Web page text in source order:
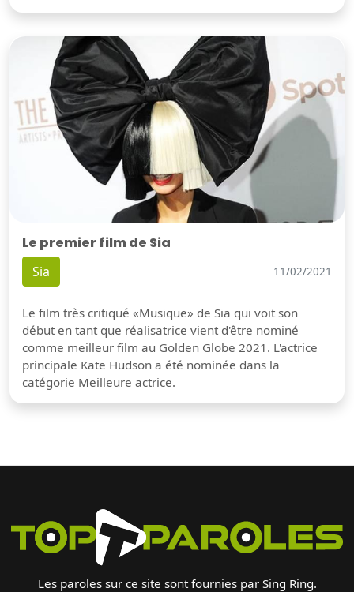
Le premier film de Sia
Sia 11/02/2021
Le film très critiqué «Musique» de Sia qui voit son
début en tant que réalisatrice vient d'être nominé
comme meilleur film au Golden Globe 2021. L'actrice
principale Kate Hudson a été nominée dans la
catégorie Meilleure actrice.
Les paroles sur ce site sont fournies par Sing Ring.